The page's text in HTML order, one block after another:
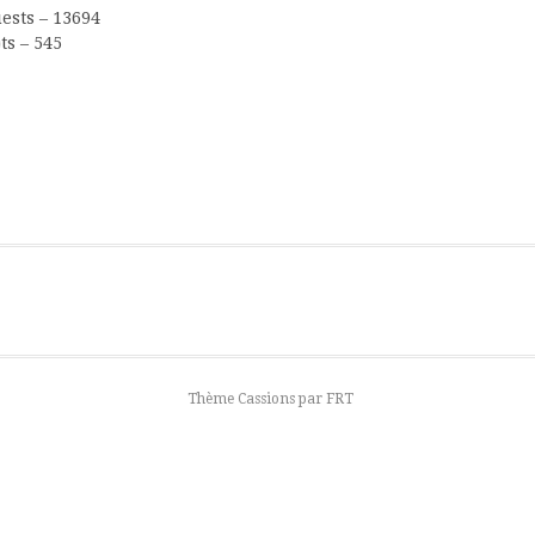
– 13694
– 545
Thème Cassions par FRT